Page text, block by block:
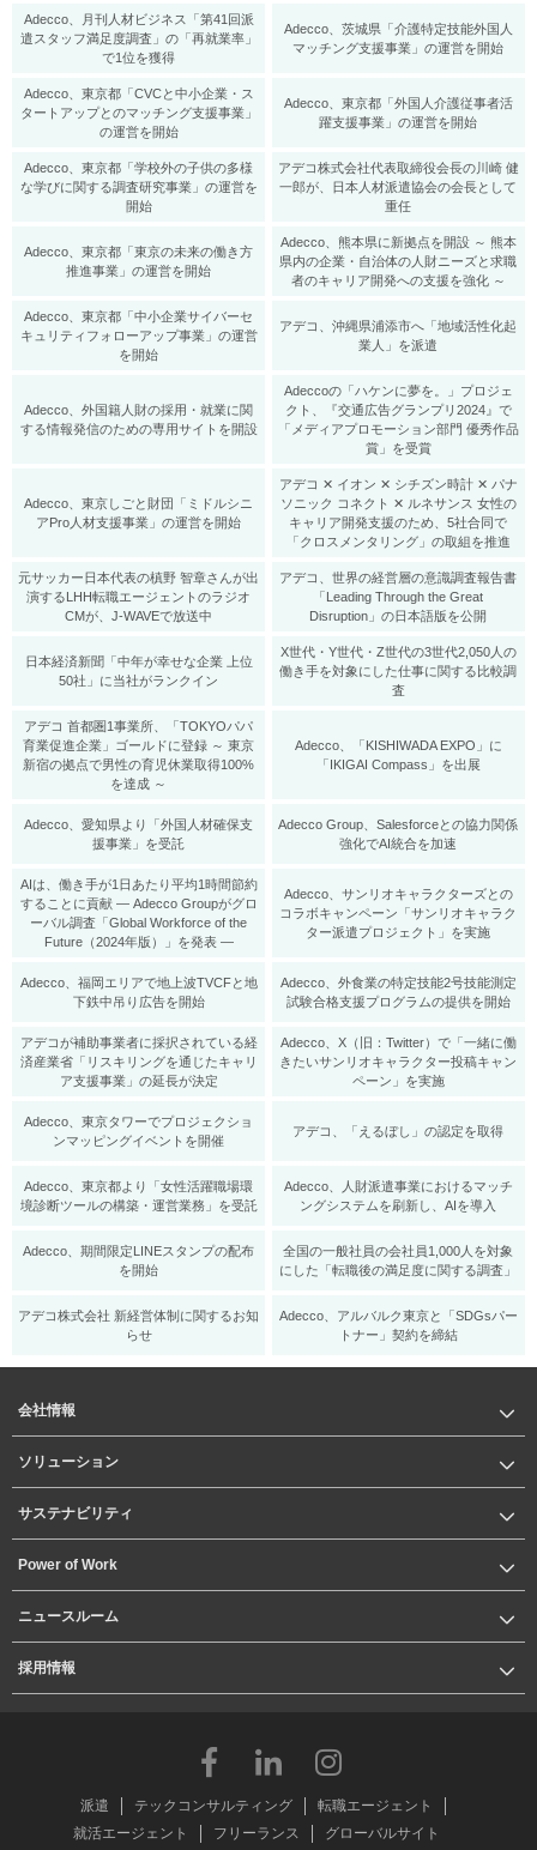
Adecco、月刊人材ビジネス「第41回派
遣スタッフ満足度調査」の「再就業率」
で1位を獲得
Adecco、茨城県「介護特定技能外国人
マッチング支援事業」の運営を開始
Adecco、東京都「CVCと中小企業・ス
タートアップとのマッチング支援事業」
の運営を開始
Adecco、東京都「外国人介護従事者活
躍支援事業」の運営を開始
Adecco、東京都「学校外の子供の多様
な学びに関する調査研究事業」の運営を
開始
アデコ株式会社代表取締役会長の川崎 健
一郎が、日本人材派遣協会の会長として
重任
Adecco、東京都「東京の未来の働き方
推進事業」の運営を開始
Adecco、熊本県に新拠点を開設 ～ 熊本
県内の企業・自治体の人財ニーズと求職
者のキャリア開発への支援を強化 ～
Adecco、東京都「中小企業サイバーセ
キュリティフォローアップ事業」の運営
を開始
アデコ、沖縄県浦添市へ「地域活性化起
業人」を派遣
Adecco、外国籍人財の採用・就業に関
する情報発信のための専用サイトを開設
Adeccoの「ハケンに夢を。」プロジェ
クト、『交通広告グランプリ2024』で
「メディアプロモーション部門 優秀作品
賞」を受賞
Adecco、東京しごと財団「ミドルシニ
アPro人材支援事業」の運営を開始
アデコ ✕ イオン ✕ シチズン時計 ✕ パナ
ソニック コネクト ✕ ルネサンス 女性の
キャリア開発支援のため、5社合同で
「クロスメンタリング」の取組を推進
元サッカー日本代表の槙野 智章さんが出
演するLHH転職エージェントのラジオ
CMが、J-WAVEで放送中
アデコ、世界の経営層の意識調査報告書
「Leading Through the Great
Disruption」の日本語版を公開
日本経済新聞「中年が幸せな企業 上位
50社」に当社がランクイン
X世代・Y世代・Z世代の3世代2,050人の
働き手を対象にした仕事に関する比較調
査
アデコ 首都圏1事業所、「TOKYOパパ
育業促進企業」ゴールドに登録 ～ 東京
新宿の拠点で男性の育児休業取得100%
を達成 ～
Adecco、「KISHIWADA EXPO」に
「IKIGAI Compass」を出展
Adecco、愛知県より「外国人材確保支
援事業」を受託
Adecco Group、Salesforceとの協力関係
強化でAI統合を加速
AIは、働き手が1日あたり平均1時間節約
することに貢献 ― Adecco Groupがグロ
ーバル調査「Global Workforce of the
Future（2024年版）」を発表 ―
Adecco、サンリオキャラクターズとの
コラボキャンペーン「サンリオキャラク
ター派遣プロジェクト」を実施
Adecco、福岡エリアで地上波TVCFと地
下鉄中吊り広告を開始
Adecco、外食業の特定技能2号技能測定
試験合格支援プログラムの提供を開始
アデコが補助事業者に採択されている経
済産業省「リスキリングを通じたキャリ
ア支援事業」の延長が決定
Adecco、X（旧：Twitter）で「一緒に働
きたいサンリオキャラクター投稿キャン
ペーン」を実施
Adecco、東京タワーでプロジェクショ
ンマッピングイベントを開催
アデコ、「えるぼし」の認定を取得
Adecco、東京都より「女性活躍職場環
境診断ツールの構築・運営業務」を受託
Adecco、人財派遣事業におけるマッチ
ングシステムを刷新し、AIを導入
Adecco、期間限定LINEスタンプの配布
を開始
全国の一般社員の会社員1,000人を対象
にした「転職後の満足度に関する調査」
アデコ株式会社 新経営体制に関するお知
らせ
Adecco、アルバルク東京と「SDGsパー
トナー」契約を締結
会社情報
ソリューション
サステナビリティ
Power of Work
ニュースルーム
採用情報
派遣 テックコンサルティング
転職エージェント
就活エージェント
フリーランス グローバルサイト